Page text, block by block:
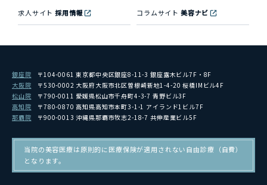
求人サイト採用情報 コラムサイト 美容ナビ
銀座院
〒104-0061 東京都中央区銀座8-11-3 銀座露木ビル7F・8F
大阪院
〒530-0002 大阪府大阪市北区曽根崎新地1-4-20 桜橋IMビル4F
松山院
〒790-0011 愛媛県松山市千舟町4-3-7 青野ビル3F
高知院
〒780-0870 高知県高知市本町3-1-1 アイランド1ビル7F
那覇院
〒900-0013 沖縄県那覇市牧志2-18-7 共伸産業ビル5F
当院の美容医療は原則的に医療保険が適用されない自由診療（自費）
となります。